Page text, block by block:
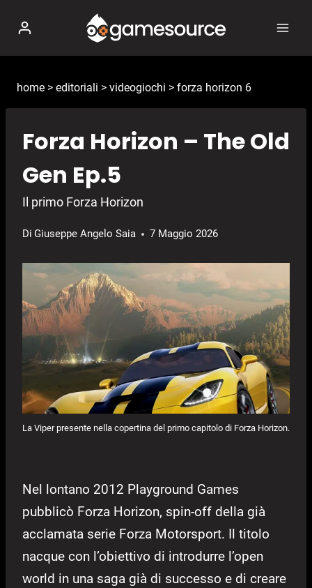
contenuto
home > editoriali > videogiochi > forza horizon 6
Forza Horizon – The Old
Gen Ep.5
Il primo Forza Horizon
Di Giuseppe Angelo Saia 7 Maggio 2026
La Viper presente nella copertina del primo capitolo di Forza Horizon.
Nel lontano 2012 Playground Games
pubblicò Forza Horizon, spin-off della già
acclamata serie Forza Motorsport. Il titolo
nacque con l’obiettivo di introdurre l’open
world in una saga già di successo e di creare